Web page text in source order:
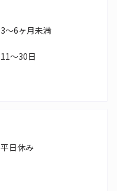
3～6ヶ月未満
11～30日
平日休み